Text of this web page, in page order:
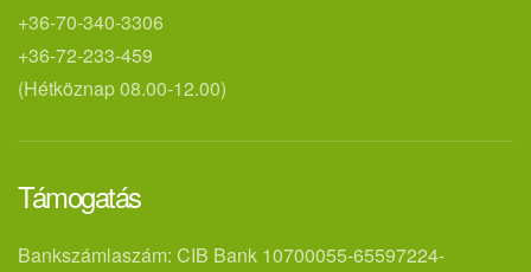
+36-70-340-3306
+36-72-233-459
(Hétköznap 08.00-12.00)
Támogatás
Bankszámlaszám: CIB Bank 10700055-65597224-